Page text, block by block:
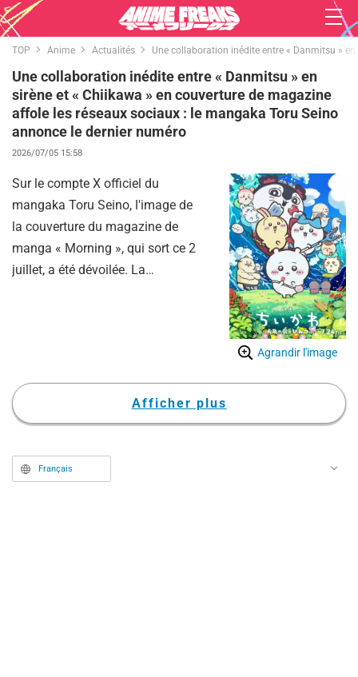
TOP Anime Actualités Une collaboration inédite entre « Danmitsu »
Une collaboration inédite entre « Danmitsu » en
sirène et « Chiikawa » en couverture de magazine
affole les réseaux sociaux : le mangaka Toru Seino
annonce le dernier numéro
2026/07/05 15:58
Agrandir l'image
Sur le compte X officiel du
mangaka Toru Seino, l'image de
la couverture du magazine de
manga « Morning », qui sort ce 2
juillet, a été dévoilée. La
réseaux sociaux.
Afficher plus
Français